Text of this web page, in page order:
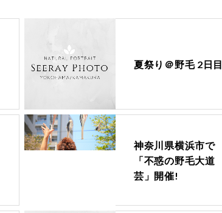
夏祭り＠野毛 2日目
神奈川県横浜市で
「不惑の野毛大道
芸」開催!